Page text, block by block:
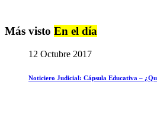
Más visto En el día
12 Octubre 2017
Noticiero Judicial: Cápsula Educativa –